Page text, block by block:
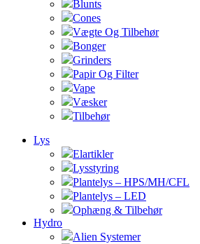
Blunts
Cones
Vægte Og Tilbehør
Bonger
Grinders
Papir Og Filter
Vape
Væsker
Tilbehør
Lys
Elartikler
Lysstyring
Plantelys – HPS/MH/CFL
Plantelys – LED
Ophæng & Tilbehør
Hydro
Alien Systemer